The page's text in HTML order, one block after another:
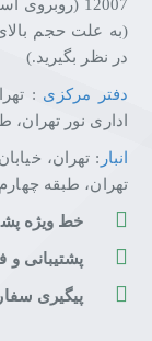
12007 (روبروی آسانسور شیشه ای)
در نظر بگیرید.)
دفتر مرکزی :
اداری نور تهران،
انبار : تهران،
تهران، طبقه چهارم ،
خط ویژه
پشتیبانی و فروش: 7-
پیگیری